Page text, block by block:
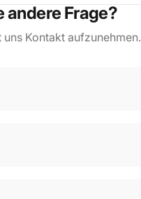
andere Frage?
Kontakt aufzunehmen.